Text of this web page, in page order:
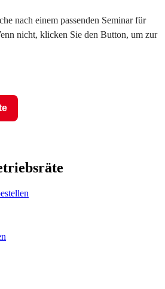
nach einem passenden Seminar für
nicht, klicken Sie den Button, um zur